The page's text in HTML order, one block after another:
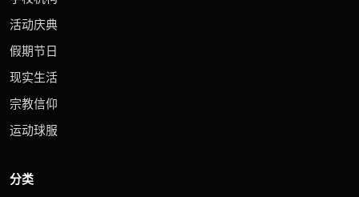
活动庆典
假期节日
现实生活
宗教信仰
运动球服
分类